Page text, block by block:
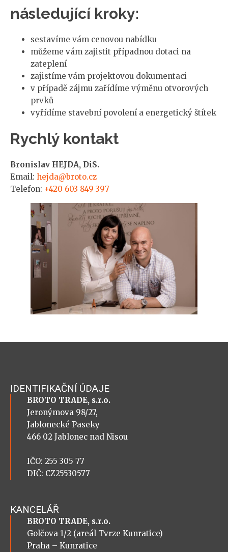
následující kroky:
sestavíme vám cenovou nabídku
můžeme vám zajistit případnou dotaci na
zateplení
zajistíme vám projektovou dokumentaci
v případě zájmu zařídíme výměnu otvorových
prvků
vyřídíme stavební povolení a energetický štítek
Rychlý kontakt
Bronislav HEJDA, DiS.
Email: hejda@broto.cz
Telefon: +420 603 849 397
IDENTIFIKAČNÍ ÚDAJE
BROTO TRADE, s.r.o.
Jeronýmova 98/27,
Jablonecké Paseky
466 02 Jablonec nad Nisou
IČO: 255 305 77
DIČ: CZ25530577
KANCELÁŘ
BROTO TRADE, s.r.o.
Golčova 1/2 (areál Tvrze Kunratice)
Praha – Kunratice